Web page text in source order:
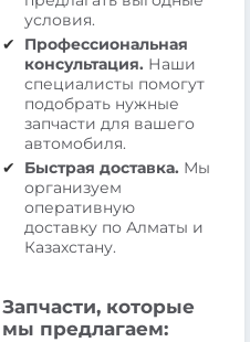
условия.
Профессиональная
консультация. Наши
специалисты помогут
подобрать нужные
запчасти для вашего
автомобиля.
Быстрая доставка. Мы
организуем
оперативную
доставку по Алматы и
Казахстану.
Запчасти, которые
мы предлагаем: